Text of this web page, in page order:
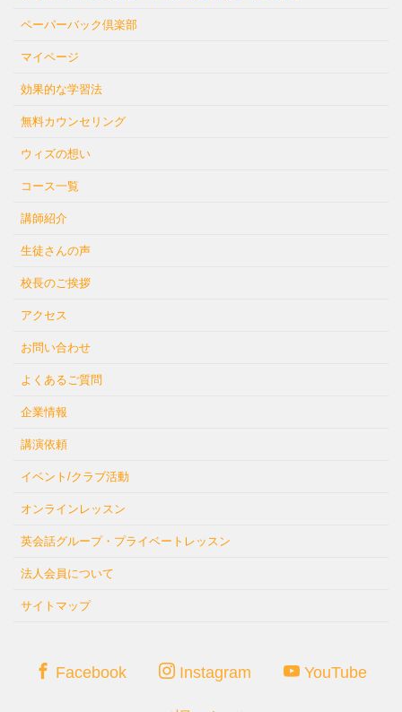
ペーパーバック倶楽部
マイページ
効果的な学習法
無料カウンセリング
ウィズの想い
コース一覧
講師紹介
生徒さんの声
校長のご挨拶
アクセス
お問い合わせ
よくあるご質問
企業情報
講演依頼
イベント/クラブ活動
オンラインレッスン
英会話グループ・プライベートレッスン
法人会員について
サイトマップ
Facebook Instagram YouTube